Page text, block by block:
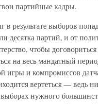
партийные кадры.
в результате выборов
десятка партий, и от
чтобы
на весь мандатный
игры и компромиссов
вертеться — ведь
нужного